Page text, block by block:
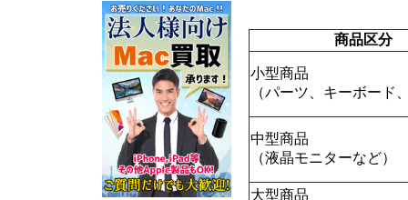
商品区分
小型商品
（パーツ、キーボード
中型商品
（液晶モニターなど）
大型商品